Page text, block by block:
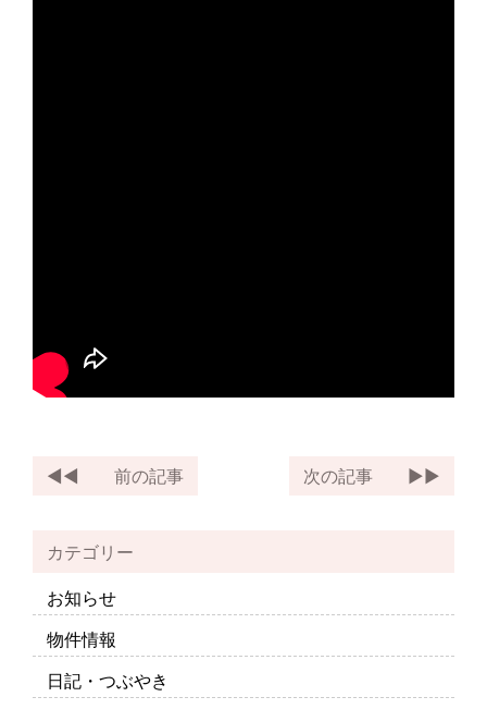
前の記事 次の記事
カテゴリー
お知らせ
物件情報
日記・つぶやき